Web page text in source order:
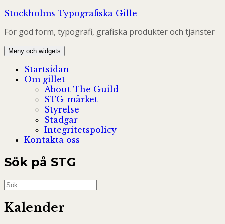
Hoppa
innehåll
Stockholms Typografiska Gille
För god form, typografi, grafiska produkter och tjänster
Meny och widgets
Startsidan
Om gillet
About The Guild
STG-märket
Styrelse
Stadgar
Integritetspolicy
Kontakta oss
Sök på STG
Sök
efter:
Kalender